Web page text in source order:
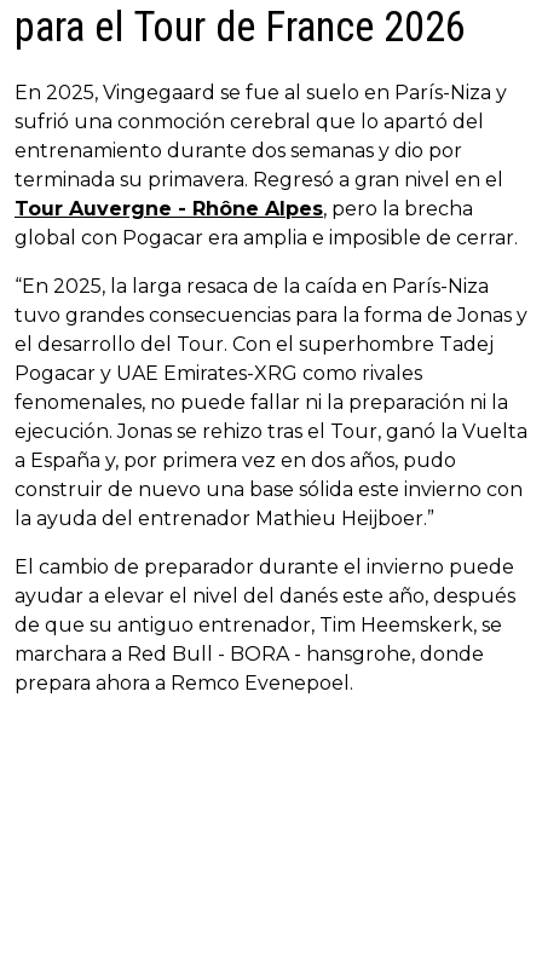
para el Tour de France 2026
En 2025, Vingegaard se fue al suelo en París-Niza y
sufrió una conmoción cerebral que lo apartó del
entrenamiento durante dos semanas y dio por
terminada su primavera. Regresó a gran nivel en el
Tour Auvergne - Rhône Alpes, pero la brecha
global con Pogacar era amplia e imposible de cerrar.
“En 2025, la larga resaca de la caída en París-Niza
tuvo grandes consecuencias para la forma de Jonas y
el desarrollo del Tour. Con el superhombre Tadej
Pogacar y UAE Emirates-XRG como rivales
fenomenales, no puede fallar ni la preparación ni la
ejecución. Jonas se rehizo tras el Tour, ganó la Vuelta
a España y, por primera vez en dos años, pudo
construir de nuevo una base sólida este invierno con
la ayuda del entrenador Mathieu Heijboer.”
El cambio de preparador durante el invierno puede
ayudar a elevar el nivel del danés este año, después
de que su antiguo entrenador, Tim Heemskerk, se
marchara a Red Bull - BORA - hansgrohe, donde
prepara ahora a Remco Evenepoel.